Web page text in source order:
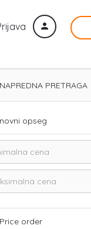
NAPREDNA PRETRAGA
opseg
Price order